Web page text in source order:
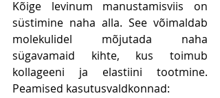
Kõige levinum manustamisviis on
süstimine naha alla. See võimaldab
molekulidel mõjutada naha
sügavamaid kihte, kus toimub
kollageeni ja elastiini tootmine.
Peamised kasutusvaldkonnad: